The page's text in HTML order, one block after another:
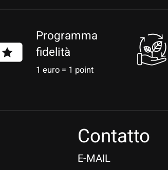
Programma
fidelità
1 euro = 1 point
Contatto
E-MAIL